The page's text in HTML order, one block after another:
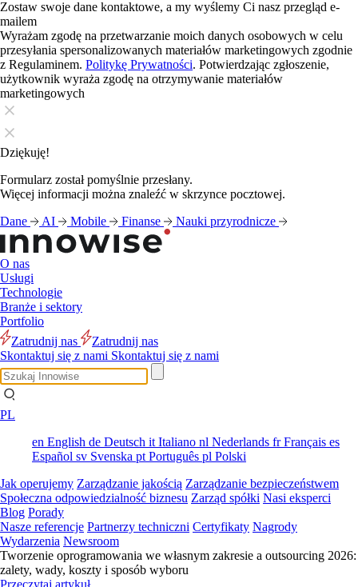
Zostaw swoje dane kontaktowe, a my wyślemy Ci nasz przegląd e-
mailem
Wyrażam zgodę na przetwarzanie moich danych osobowych w celu
przesyłania spersonalizowanych materiałów marketingowych zgodnie
z Regulaminem. Politykę Prywatności. Potwierdzając zgłoszenie,
użytkownik wyraża zgodę na otrzymywanie materiałów
marketingowych
Dziękuję!
Formularz został pomyślnie przesłany.
Więcej informacji można znaleźć w skrzynce pocztowej.
Dane
AI Mobile Finanse Nauki przyrodnicze
O nas
Usługi
Technologie
Branże i sektory
Portfolio
Zatrudnij nas
Zatrudnij nas
Skontaktuj się z nami Skontaktuj się z nami
PL
en English de Deutsch it Italiano nl Nederlands frFrançais es
Español sv Svenska pt Português pl Polski
Jak operujemy Zarządzanie jakością Zarządzanie bezpieczeństwem
Społeczna odpowiedzialność biznesu Zarząd spółki Nasi eksperci
Blog Porady
Nasze referencje Partnerzy techniczni Certyfikaty Nagrody
Wydarzenia Newsroom
Tworzenie oprogramowania we własnym zakresie a outsourcing 2026:
zalety, wady, koszty i sposób wyboru
Przeczytaj artykuł